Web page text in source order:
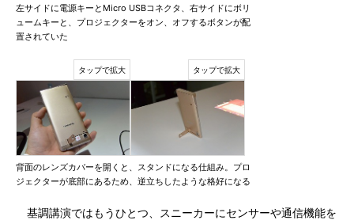
左サイドに電源キーとMicro USBコネクタ、右サイドにボリ
ュームキーと、プロジェクターをオン、オフするボタンが配
置されていた
背面のレンズカバーを開くと、スタンドになる仕組み。プロ
ジェクターが底部にあるため、逆立ちしたような格好になる
基調講演ではもうひとつ、スニーカーにセンサーや通信機能を